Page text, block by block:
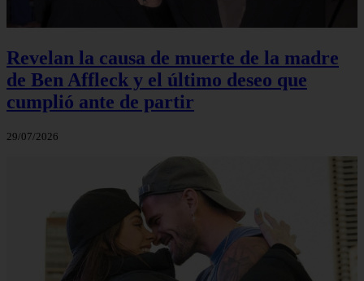
Revelan la causa de muerte de la madre
de Ben Affleck y el último deseo que
cumplió ante de partir
29/07/2026